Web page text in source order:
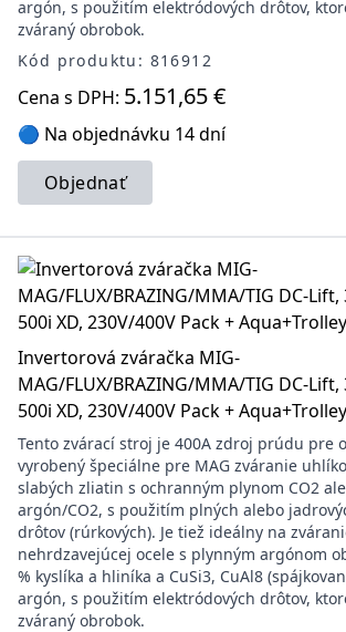
argón, s použitím elektródových drôtov,
zváraný obrobok.
Kód produktu: 816912
Cena s DPH: 5.151,65 €
🔵 Na objednávku 14 dní
Objednať
Invertorová zváračka MIG-
MAG/FLUX/BRAZING/MMA/TIG DC-
500i XD, 230V/400V Pack + Aqua+Trolley
Tento zvárací stroj je 400A zdroj prúdu pre
vyrobený špeciálne pre MAG zváranie
slabých zliatin s ochranným plynom CO2
argón/CO2, s použitím plných alebo
drôtov (rúrkových). Je tiež ideálny na
nehrdzavejúcej ocele s plynným argónom
% kyslíka a hliníka a CuSi3, CuAl8
argón, s použitím elektródových drôtov,
zváraný obrobok.